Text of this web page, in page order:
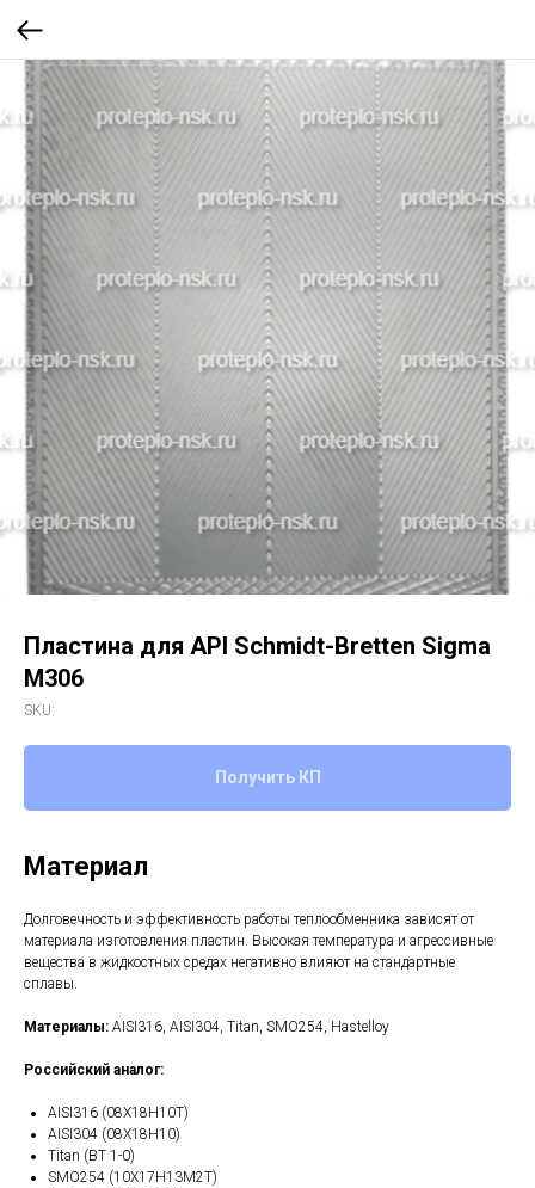
Пластина для API Schmidt-Bretten Sigma
M306
SKU:
Получить КП
Материал
Долговечность и эффективность работы теплообменника зависят от
материала изготовления пластин. Высокая температура и агрессивные
вещества в жидкостных средах негативно влияют на стандартные
сплавы.
Материалы: AISI316, AISI304, Titan, SMO254, Hastelloy
Российский аналог:
AISI316 (08Х18Н10Т)
AISI304 (08Х18Н10)
Titan (ВТ 1-0)
SMO254 (10Х17Н13М2Т)